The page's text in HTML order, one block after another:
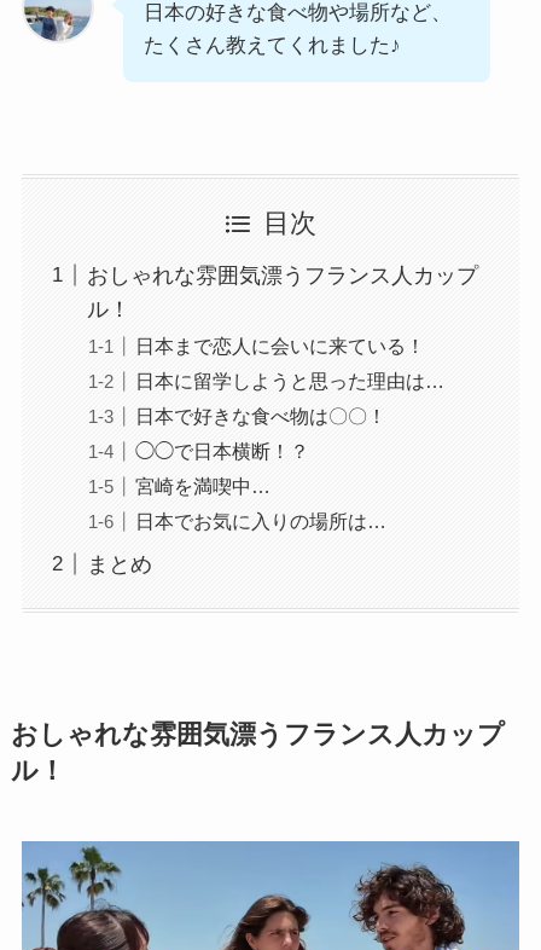
日本の好きな食べ物や場所など、
たくさん教えてくれました♪
目次
おしゃれな雰囲気漂うフランス人カップ
ル！
日本まで恋人に会いに来ている！
日本に留学しようと思った理由は…
日本で好きな食べ物は〇〇！
◯◯で日本横断！？
宮崎を満喫中…
日本でお気に入りの場所は…
まとめ
おしゃれな雰囲気漂うフランス人カップ
ル！